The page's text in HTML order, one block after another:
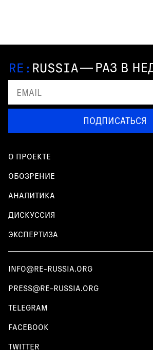
— РАЗ В
ПОДПИСАТЬСЯ
О ПРОЕКТЕ
ОБОЗРЕНИЕ
АНАЛИТИКА
ДИСКУССИЯ
ЭКСПЕРТИЗА
INFO@RE-RUSSIA.ORG
PRESS@RE-RUSSIA.ORG
TELEGRAM
FACEBOOK
TWITTER